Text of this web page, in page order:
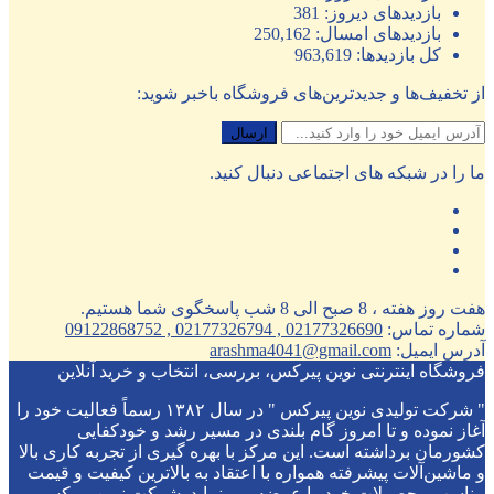
بازدیدهای دیروز: 381
بازدیدهای امسال: 250,162
کل بازدیدها: 963,619
از تخفیف‌ها و جدیدترین‌های فروشگاه باخبر شوید:
ما را در شبکه های اجتماعی دنبال کنید.
هفت روز هفته ، 8 صبح الی 8 شب پاسخگوی شما هستیم.
شماره تماس: 02177326690 , 02177326794 , 09122868752
آدرس ایمیل: arashma4041@gmail.com
فروشگاه اینترنتی نوین پیرکس، بررسی، انتخاب و خرید آنلاین
" شرکت تولیدی نوین پیرکس " در سال ۱۳۸۲ رسماً فعالیت خود را
آغاز نموده و تا امروز گام بلندی در مسیر رشد و خودکفایی
کشورمان برداشته است. این مرکز با بهره گیری از تجربه کاری بالا
و ماشین‌آلات پیشرفته همواره با اعتقاد به بالاترین کیفیت و قیمت